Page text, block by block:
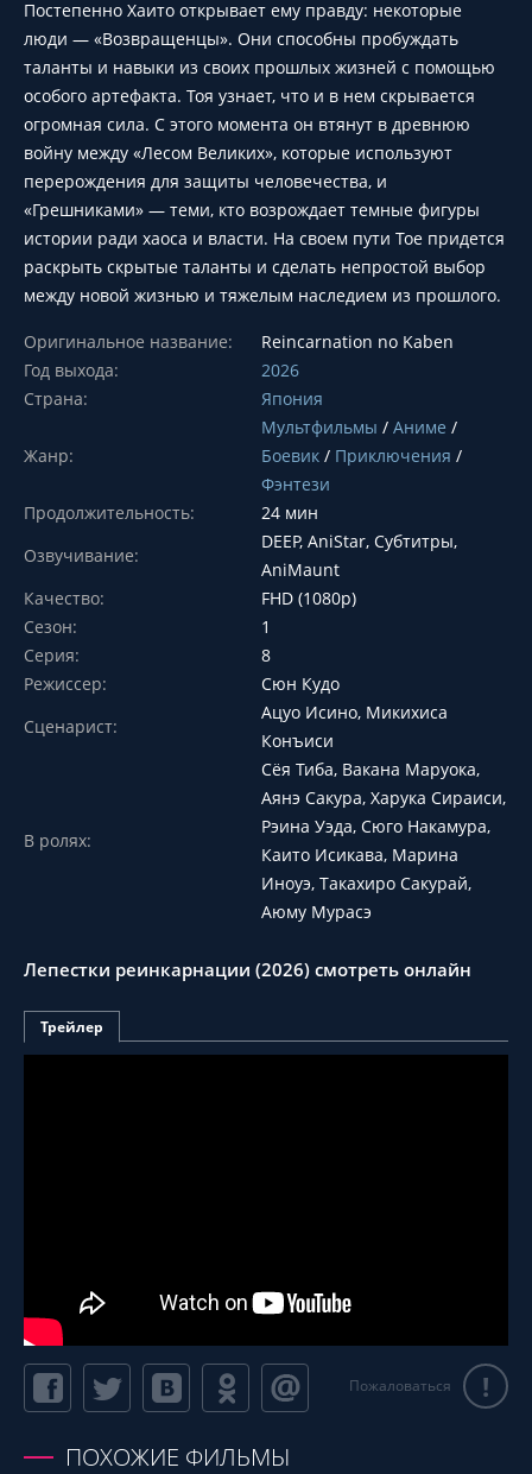
Постепенно Хаито открывает ему правду: некоторые
люди — «Возвращенцы». Они способны пробуждать
таланты и навыки из своих прошлых жизней с помощью
особого артефакта. Тоя узнает, что и в нем скрывается
огромная сила. С этого момента он втянут в древнюю
войну между «Лесом Великих», которые используют
перерождения для защиты человечества, и
«Грешниками» — теми, кто возрождает темные фигуры
истории ради хаоса и власти. На своем пути Тое придется
раскрыть скрытые таланты и сделать непростой выбор
между новой жизнью и тяжелым наследием из прошлого.
Оригинальное название:
Reincarnation no Kaben
Год выхода:
2026
Страна:
Япония
Жанр:
Мультфильмы / Аниме /
Боевик / Приключения /
Фэнтези
Продолжительность:
24 мин
Озвучивание:
DEEP, AniStar, Субтитры,
AniMaunt
Качество:
FHD (1080p)
Сезон:
1
Серия:
8
Режиссер:
Сюн Кудо
Сценарист:
Ацуо Исино, Микихиса
Конъиси
В ролях:
Сёя Тиба, Вакана Маруока,
Аянэ Сакура, Харука Сираиси,
Рэина Уэда, Сюго Накамура,
Каито Исикава, Марина
Иноуэ, Такахиро Сакурай,
Аюму Мурасэ
Лепестки реинкарнации (2026) смотреть онлайн
Трейлер
Пожаловаться !
ПОХОЖИЕ ФИЛЬМЫ